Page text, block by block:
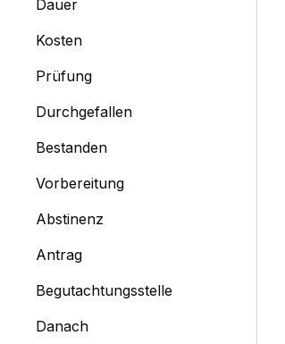
Dauer
Kosten
Prüfung
Durchgefallen
Bestanden
Vorbereitung
Abstinenz
Antrag
Begutachtungsstelle
Danach